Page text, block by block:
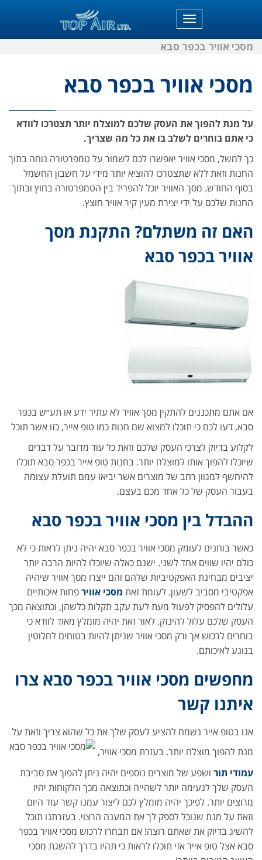
תפריט
מסכי אוויר בכפר סבא
מסכי אוויר בכפר סבא
על מנת להפוך את העסק שלכם למוצלח יותר תצטרכו לוודא
כי אתם בוחרים לשלב בו את כל מה שצריך.
כך למשל, מסכי אוויר יאפשרו לכם לשמור על טמפרטורה נוחה בתוך
החנות וזאת ללא שתצטרכו להוציא יותר מידי על חשבון החשמל
בסוף החודש. מסך האוויר יוכל להפריד בין הטמפרטורה בחוץ ובתוך
החנות שלכם על ידי יצירת מעין קיר אוויר חוצץ.
האם זה משתלם? התקנת מסך
אוויר בכפר סבא
אם אתם מתכננים להתקין מסך אוויר לא עתיר ידע או תע״ש בכפר
סבא, דעו לכם כי תוכלו למצוא שם חנות כמו טופ אייר, כזו אשר תוכל
לקלוע בדיוק לצרכי העסק שלכם וזאת כל עוד מדובר על דברים
שיוכלו להפוך אותו למוצלח יותר. בחנות טופ אייר בכפר סבא תוכלו
להיחשף למגוון רחב של מוצרים אשר יביאו עמם תועלת עצומה
בעבור העסק של כל אחד מכם בעצם.
ההבדל בין מסכי אוויר בכפר סבא
כאשר בוחנים לעומק מסכי אוויר בכפר סבא יהיה ניתן לראות כי לא
כולם יהיו שווים אחד לשני. ישנם כאלה שיוכלו להיות הרבה יותר
יציבים מבחינת האפקטיביות שלהם והם ייצרו מסך אוויר שיהיה
אפקטיבי מסביב לשעון. לעומת זאת מסכי אווירפחות איכותיים
עלולים להפסיק לפעול מעת לעת עקב תקלות כלשהן, וכתוצאה מכך
העסק שלכם עלול להינזק. לאור זאת יהיה מומלץ מאוד לוודא כי
בוחרים לרכוש אך ורק מסכי אוויר שניתן להיות בטוחים לחלוטין
בנוגע לאיכותם.
מחפשים מסכי אוויר בכפר סבא צרו
איתנו קשר
אנו בטופ אייר נשמח להציע לעסק שלך את כל שהוא צריך וזאת על
מנת להפוך מוצלח יותר. בעזרת מסכי אוויר,
עמודי תור ושפע של מוצרים נוספים יהיה ניתן להפוך את סביבת
העסק שלך לנעימה יותר לשהייה וכתוצאה מכך הלקוחות יהיו
מרוצים יותר. לפיכך יהיה מומלץ לכם ליצור עמנו קשר עוד היום
וזאת על מנת שנוכל לספק לך את המענה הרצוי. בעזרתנו תוכל
להשיג בדיוק את שאתם רוצה! אם תבחרו לרכוש מסכי אוויר בכפר
סבא אצל טופ אייר אזי תוכלו לראות כי תהיו בדרך להשגת מסכי